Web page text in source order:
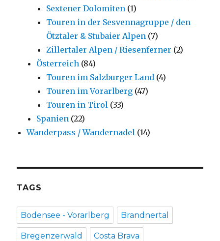
Sextener Dolomiten (1)
Touren in der Sesvennagruppe / den
Ötztaler & Stubaier Alpen (7)
Zillertaler Alpen / Riesenferner (2)
Österreich (84)
Touren im Salzburger Land (4)
Touren im Vorarlberg (47)
Touren in Tirol (33)
Spanien (22)
Wanderpass / Wandernadel (14)
TAGS
Bodensee - Vorarlberg Brandnertal
Bregenzerwald Costa Brava